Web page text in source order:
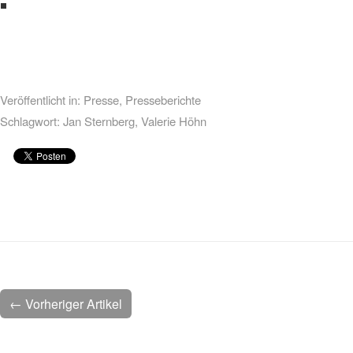
Veröffentlicht in: Presse, Presseberichte
Schlagwort: Jan Sternberg, Valerie Höhn
← Vorheriger Artikel